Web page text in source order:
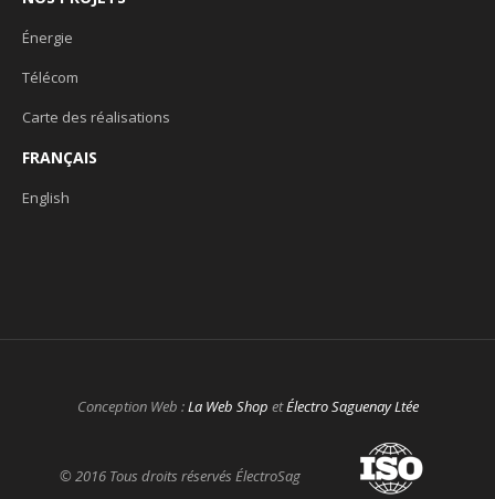
Énergie
Télécom
Carte des réalisations
FRANÇAIS
English
Conception Web :La Web Shop etÉlectro Saguenay Ltée
© 2016 Tous droits réservés ÉlectroSag